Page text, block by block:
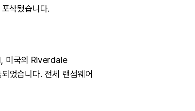
착됐습니다.
미국의 Riverdale
었습니다. 전체 랜섬웨어